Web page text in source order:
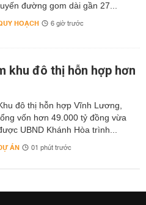
đường gom dài gần 27...
HOẠCH 6 giờ trước
khu đô thị hỗn hợp hơn
đô thị hỗn hợp Vĩnh Lương,
vốn hơn 49.000 tỷ đồng vừa
UBND Khánh Hòa trình...
ÁN 01 phút trước